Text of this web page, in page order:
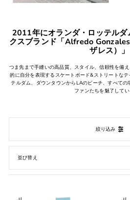
2011年にオランダ・ロッテルダ
クスブランド「Alfredo
ザレス）」
つま先まで手縫いの高品質、スタイル、信頼性を備
的に自分を表現するスケートボード&ストリートな
テルダム、ダウンタウンからLAのビーチ、すべて
ファンたちを魅了してい
絞り込み
オススメ